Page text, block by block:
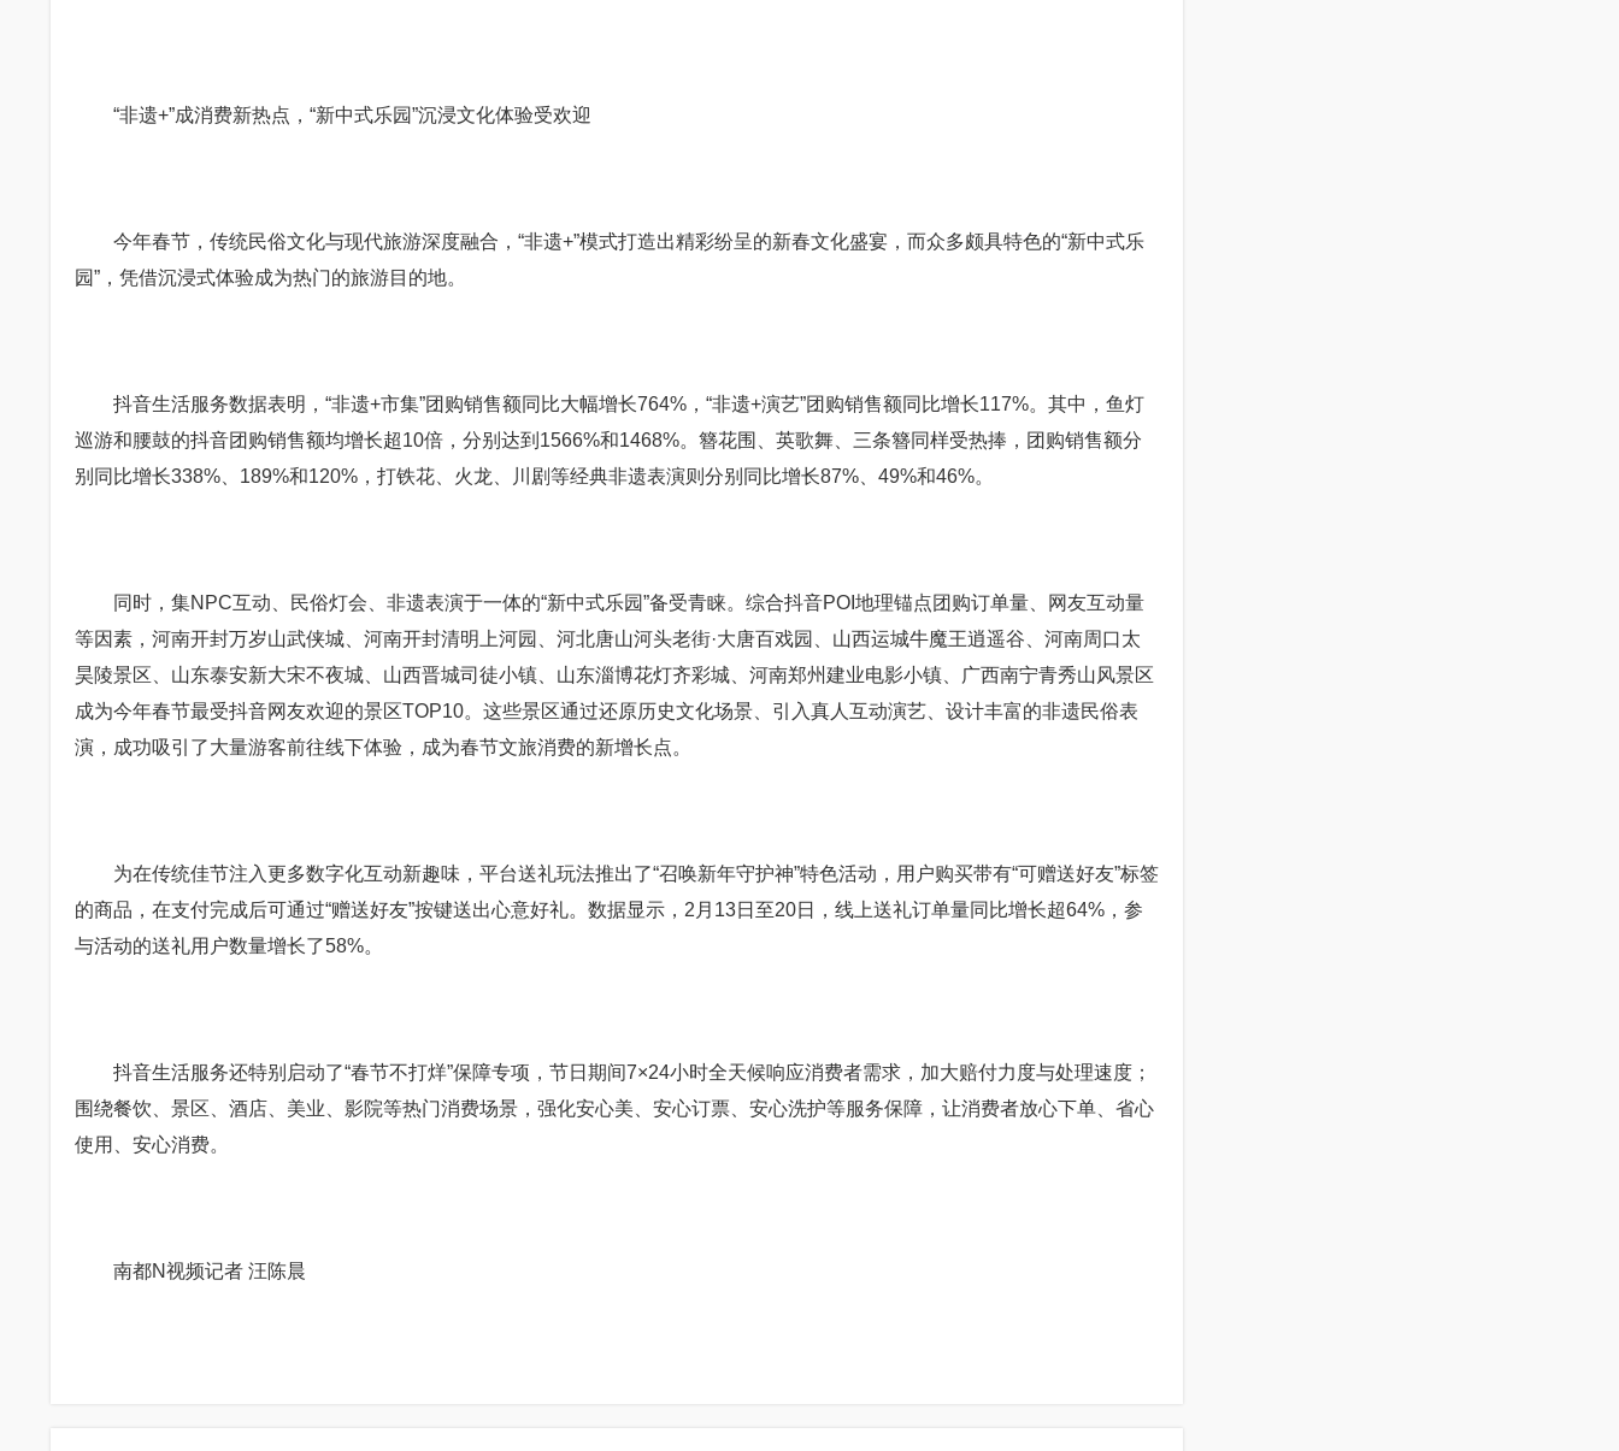
“非遗+”成消费新热点，“新中式乐园”沉浸文化体验受欢迎
今年春节，传统民俗文化与现代旅游深度融合，“非遗+”模式打造出精彩纷呈的新春文化盛宴，而众多颇具特色的“新中式乐
园”，凭借沉浸式体验成为热门的旅游目的地。
抖音生活服务数据表明，“非遗+市集”团购销售额同比大幅增长764%，“非遗+演艺”团购销售额同比增长117%。其中，鱼灯
巡游和腰鼓的抖音团购销售额均增长超10倍，分别达到1566%和1468%。簪花围、英歌舞、三条簪同样受热捧，团购销售额分
别同比增长338%、189%和120%，打铁花、火龙、川剧等经典非遗表演则分别同比增长87%、49%和46%。
同时，集NPC互动、民俗灯会、非遗表演于一体的“新中式乐园”备受青睐。综合抖音POI地理锚点团购订单量、网友互动量
等因素，河南开封万岁山武侠城、河南开封清明上河园、河北唐山河头老街·大唐百戏园、山西运城牛魔王逍遥谷、河南周口太
昊陵景区、山东泰安新大宋不夜城、山西晋城司徒小镇、山东淄博花灯齐彩城、河南郑州建业电影小镇、广西南宁青秀山风景区
成为今年春节最受抖音网友欢迎的景区TOP10。这些景区通过还原历史文化场景、引入真人互动演艺、设计丰富的非遗民俗表
演，成功吸引了大量游客前往线下体验，成为春节文旅消费的新增长点。
为在传统佳节注入更多数字化互动新趣味，平台送礼玩法推出了“召唤新年守护神”特色活动，用户购买带有“可赠送好友”标签
的商品，在支付完成后可通过“赠送好友”按键送出心意好礼。数据显示，2月13日至20日，线上送礼订单量同比增长超64%，参
与活动的送礼用户数量增长了58%。
抖音生活服务还特别启动了“春节不打烊”保障专项，节日期间7×24小时全天候响应消费者需求，加大赔付力度与处理速度；
围绕餐饮、景区、酒店、美业、影院等热门消费场景，强化安心美、安心订票、安心洗护等服务保障，让消费者放心下单、省心
使用、安心消费。
南都N视频记者 汪陈晨